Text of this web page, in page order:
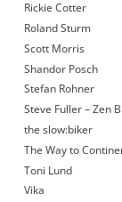
Rickie Cotter
Roland Sturm
Scott Morris
Shandor Posch
Stefan Rohner
Steve Fuller – Zen
the slow:biker
The Way to
Toni Lund
Vika